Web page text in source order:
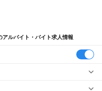
ルバイト・バイト求人情報